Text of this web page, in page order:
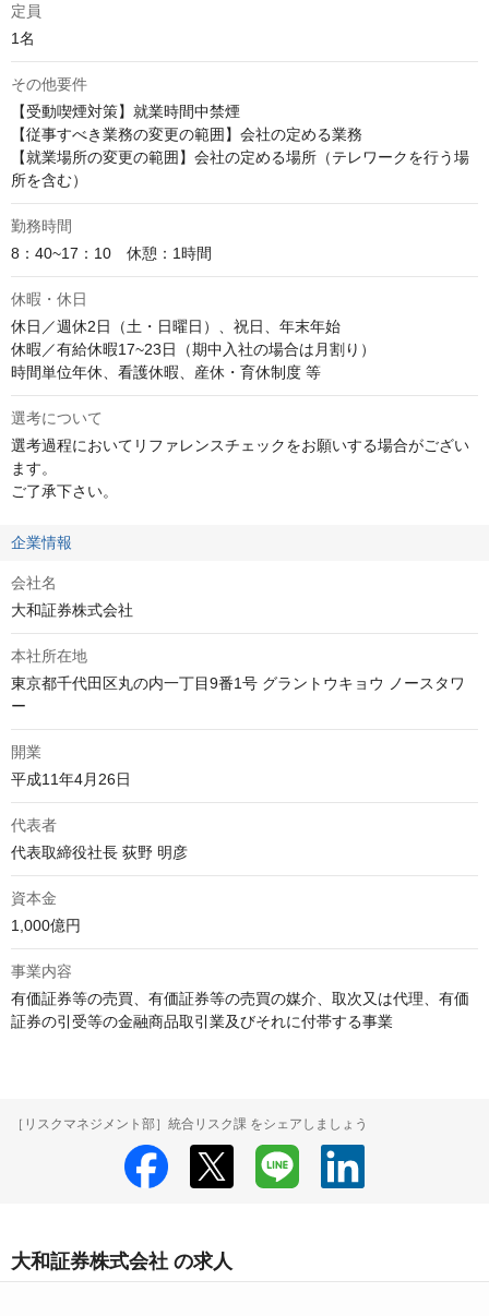
定員
1名
その他要件
【受動喫煙対策】就業時間中禁煙
【従事すべき業務の変更の範囲】会社の定める業務
【就業場所の変更の範囲】会社の定める場所（テレワークを行う場
所を含む）
勤務時間
8：40~17：10　休憩：1時間
休暇・休日
休日／週休2日（土・日曜日）、祝日、年末年始
休暇／有給休暇17~23日（期中入社の場合は月割り）
時間単位年休、看護休暇、産休・育休制度 等
選考について
選考過程においてリファレンスチェックをお願いする場合がござい
ます。
ご了承下さい。
企業情報
会社名
大和証券株式会社
本社所在地
東京都千代田区丸の内一丁目9番1号 グラントウキョウ ノースタワ
ー
開業
平成11年4月26日
代表者
代表取締役社長 荻野 明彦
資本金
1,000億円
事業内容
有価証券等の売買、有価証券等の売買の媒介、取次又は代理、有価
証券の引受等の金融商品取引業及びそれに付帯する事業
［リスクマネジメント部］統合リスク課 をシェアしましょう
大和証券株式会社 の求人